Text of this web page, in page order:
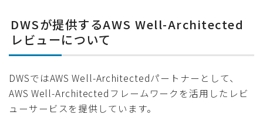
DWSが提供するAWS Well-Architected
レビューについて
DWSではAWS Well-Architectedパートナーとして、
AWS Well-Architectedフレームワークを活用したレビ
ューサービスを提供しています。